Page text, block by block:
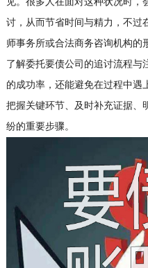
讨，从而节省时间与精力，不过
师事务所或合法商务咨询机构的
了解委托要债公司的追讨流程与
的成功率，还能避免在过程中遇
把握关键环节、及时补充证据、
纷的重要步骤。